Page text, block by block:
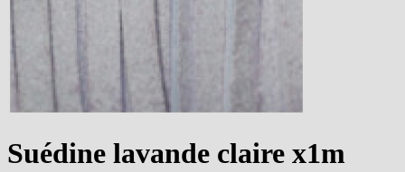
Suédine lavande claire x1m